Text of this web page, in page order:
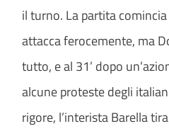
il turno. La partita
attacca ferocemente, ma
tutto, e al 31’ dopo
alcune proteste degli
rigore, l’interista Barella